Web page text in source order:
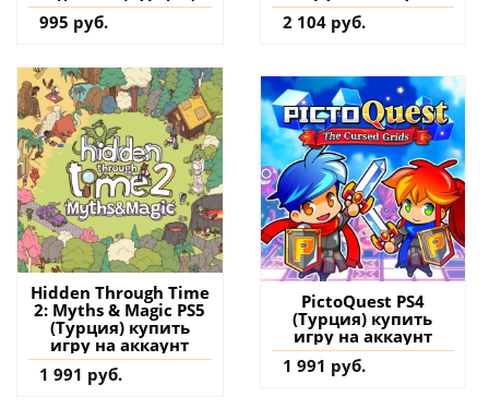
купить дополнение
на аккаунт
995 руб.
2 104 руб.
Hidden Through Time
2: Myths & Magic PS5
(Турция) купить
игру на аккаунт
1 991 руб.
PictoQuest PS4
(Турция) купить
игру на аккаунт
1 991 руб.